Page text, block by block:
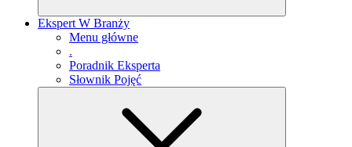
Ekspert W Branży
Menu główne
.
Poradnik Eksperta
Słownik Pojęć